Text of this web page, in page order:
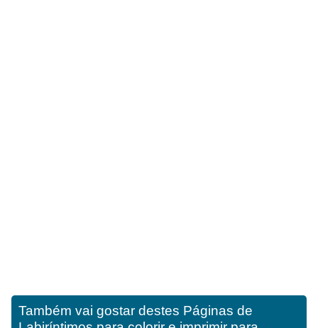
Também vai gostar destes Páginas de